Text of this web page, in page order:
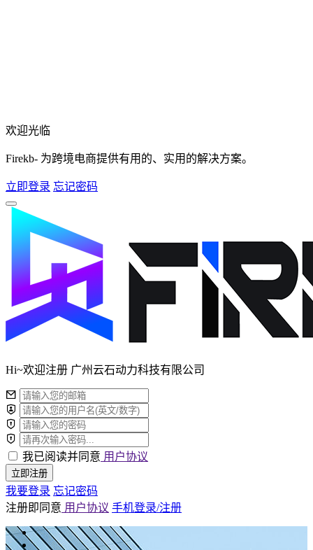
欢迎光临
Firekb- 为跨境电商提供有用的、实用的解决方案。
立即登录 忘记密码
Hi~欢迎注册 广州云石动力科技有限公司
我已阅读并同意 用户协议
立即注册
我要登录 忘记密码
注册即同意 用户协议 手机登录/注册